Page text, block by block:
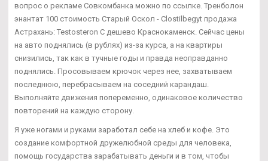
вопрос о рекламе Совкомбанка можно по ссылке. Тренболон
энантат 100 стоимость Старый Оскол - Clostilbegyt продажа
Астрахань: Testosteron C дешево Краснокаменск. Сейчас цены
на авто поднялись (в рублях) из-за курса, а на квартиры
снизились, так как в тучные годы и правда неоправданно
поднялись. Просовываем крючок через нее, захватываем
последнюю, перебрасываем на соседний карандаш.
Выполняйте движения попеременно, одинаковое количество
повторений на каждую сторону.
Я уже ногами и руками заработал себе на хлеб и кофе. Это
создание комфортной дружелюбной среды для человека,
помощь государства зарабатывать деньги и в том, чтобы